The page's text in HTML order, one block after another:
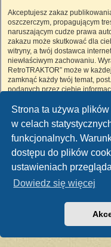
Strona ta używa
w celach
funkcjonalnych.
dostępu do plików
ustawieniach
Dowiedz się więcej
Akceptujesz zakaz
oszczerczym, propagującym
naruszającym cudze prawa
zakazu może skutkować dla
witryny, a twój dostawca
niewłaściwym zachowaniu.
RetroTRAKTOR” może w
zamknąć każdy twój temat,
podanych przez ciebie
RetroTRAKTOR”, ani phpBB
witryny, podczas których może
Portal RetroTRAKTOR.pl
Polski